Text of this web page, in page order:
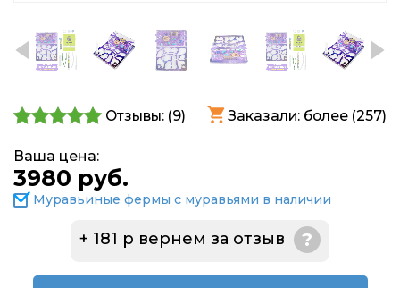
Отзывы: (9) Заказали: более (257)
Ваша цена:
3980 руб.
Муравьиные фермы с муравьями в наличии
+ 181 р вернем за отзыв ?